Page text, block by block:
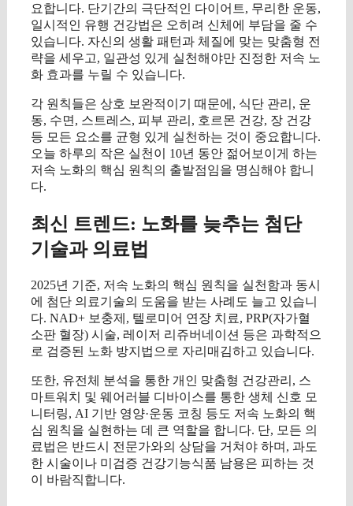
요합니다. 단기간의 극단적인 다이어트, 무리한 운동,
일시적인 유행 건강법은 오히려 신체에 부담을 줄 수
있습니다. 자신의 생활 패턴과 체질에 맞는 맞춤형 전
략을 세우고, 일관성 있게 실천해야만 진정한 저속 노
화 효과를 누릴 수 있습니다.
각 원칙들은 상호 보완적이기 때문에, 식단 관리, 운
동, 수면, 스트레스, 피부 관리, 호르몬 건강, 장 건강
등 모든 요소를 균형 있게 실천하는 것이 중요합니다.
오늘 하루의 작은 실천이 10년 동안 젊어보이게 하는
저속 노화의 핵심 원칙의 출발점임을 명심해야 합니
다.
최신 트렌드: 노화를 늦추는 첨단
기술과 의료법
2025년 기준, 저속 노화의 핵심 원칙을 실천함과 동시
에 첨단 의료기술의 도움을 받는 사례도 늘고 있습니
다. NAD+ 보충제, 텔로미어 연장 치료, PRP(자가혈
소판 혈장) 시술, 레이저 리쥬버네이션 등은 과학적으
로 검증된 노화 방지법으로 자리매김하고 있습니다.
또한, 유전체 분석을 통한 개인 맞춤형 건강관리, 스
마트워치 및 웨어러블 디바이스를 통한 생체 신호 모
니터링, AI 기반 영양·운동 코칭 등도 저속 노화의 핵
심 원칙을 실현하는 데 큰 역할을 합니다. 단, 모든 의
료법은 반드시 전문가와의 상담을 거쳐야 하며, 과도
한 시술이나 미검증 건강기능식품 남용은 피하는 것
이 바람직합니다.